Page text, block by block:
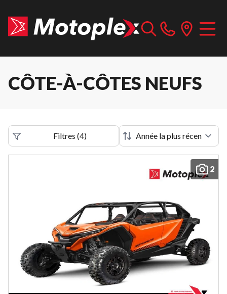
CÔTE-À-CÔTES NEUFS
Filtres (4)
2